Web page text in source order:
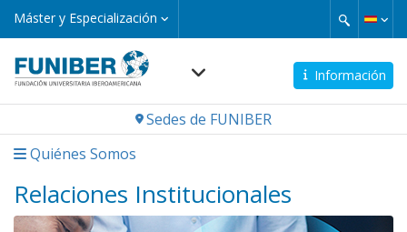
Pasar
principal
Máster y Especialización
Máster
y
Información
Navegación
Sedes de FUNIBER
Quiénes Somos
Relaciones Institucionales